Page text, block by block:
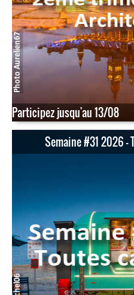
Participez jusqu'au 13/08
Semaine #31 2026 -